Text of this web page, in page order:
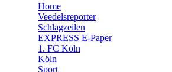
🛒 Shoppingwelt
🧩 Spiele
Home
Veedelsreporter
Schlagzeilen
EXPRESS E-Paper
1. FC Köln
Köln
Sport